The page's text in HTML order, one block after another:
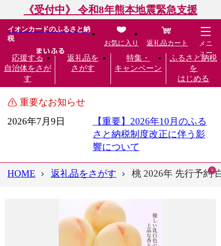
《受付中》 令和8年熊本地震緊急支援
イオンカードのふるさと納
税
応援する
自治体をさが
す
返礼品を
さがす
特集・
キャンペーン
ふるさと納税
を
はじめる
お気に入り 返礼品カート
メニ
ュー
重要なお知らせ
2026年7月9日
【重要】2026年10月のふる
さと納税制度改正に伴う影
響について
HOME 返礼品をさがす 桃 2026年 先行予約